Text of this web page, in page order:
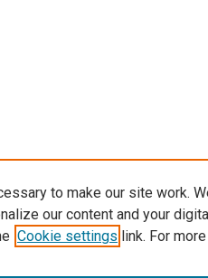
to make our site work.
our content and your
Cookie settings link. For